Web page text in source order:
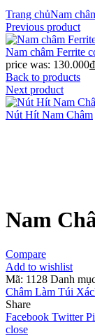
Trang chủNam
Previous product
Nam châm Ferrite
price was:
Back to products
Next product
Nút Hít Nam Châm
Nam
Compare
Add to wishlist
Mã: 1128 Danh
Châm Làm Túi
Share
Facebook Twitter
close